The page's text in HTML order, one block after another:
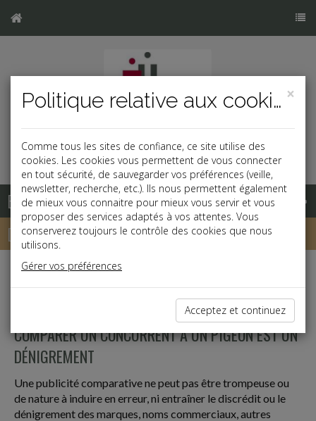
Base documentaire
Dépêches
j
Vie des affaires
COMPARER UN CONCURRENT À UN PIGEON EST UN
DÉNIGREMENT
Une publicité comparative ne peut pas être trompeuse ou
de nature à induire en erreur, ni entraîner le discrédit ou le
dénigrement des marques, noms commerciaux, autres
×
Politique relative aux cookies
Comme tous les sites de confiance, ce site utilise des
cookies. Les cookies vous permettent de vous connecter
en tout sécurité, de sauvegarder vos préférences (veille,
newsletter, recherche, etc.). Ils nous permettent également
de mieux vous connaitre pour mieux vous servir et vous
proposer des services adaptés à vos attentes. Vous
conserverez toujours le contrôle des cookies que nous
utilisons.
Gérer vos préférences
Acceptez et continuez